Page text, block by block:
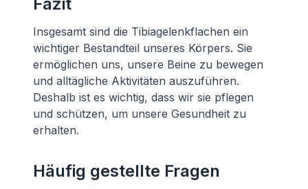
Insgesamt sind die Tibiagelenkflachen ein
wichtiger Bestandteil unseres Körpers. Sie
ermöglichen uns, unsere Beine zu bewegen
und alltägliche Aktivitäten auszuführen.
Deshalb ist es wichtig, dass wir sie pflegen
und schützen, um unsere Gesundheit zu
erhalten.
Häufig gestellte Fragen